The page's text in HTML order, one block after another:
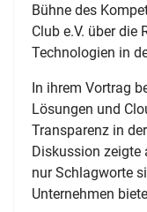
Bühne des
Club e.V. über die
Technologien in
In ihrem Vortrag
Lösungen und
Transparenz in
Diskussion zeigte
nur Schlagworte
Unternehmen